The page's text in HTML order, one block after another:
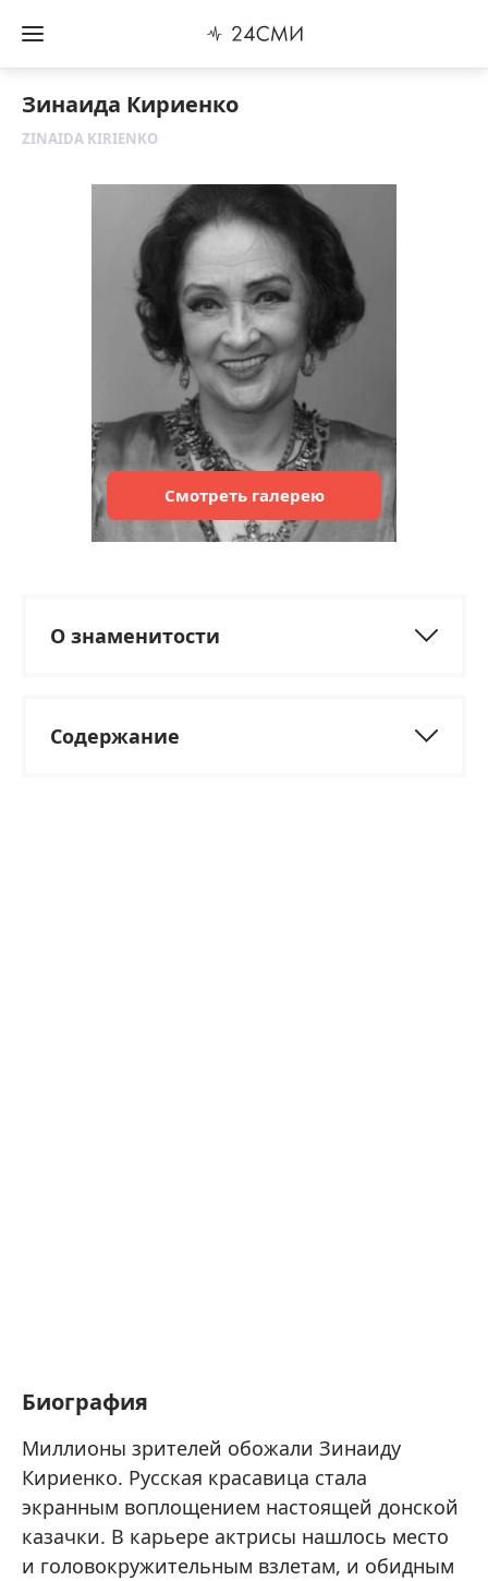
Зинаида Кириенко
ZINAIDA KIRIENKO
Смотреть галерею
О знаменитости
Содержание
Биография
Миллионы зрителей обожали Зинаиду
Кириенко. Русская красавица стала
экранным воплощением настоящей донской
казачки. В карьере актрисы нашлось место
и головокружительным взлетам, и обидным